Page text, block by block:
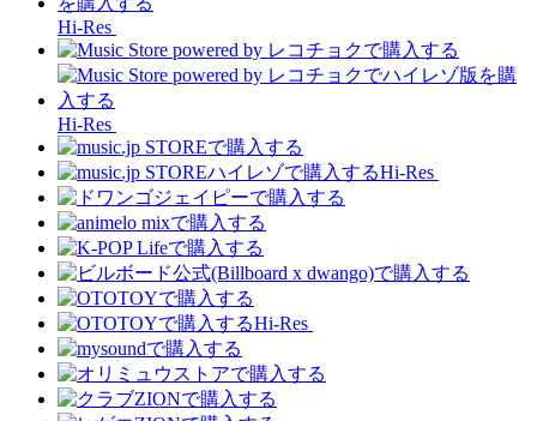
Hi-Res
Hi-Res
Hi-Res
Hi-Res